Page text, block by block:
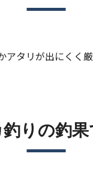
タリが出にくく
りの釣果